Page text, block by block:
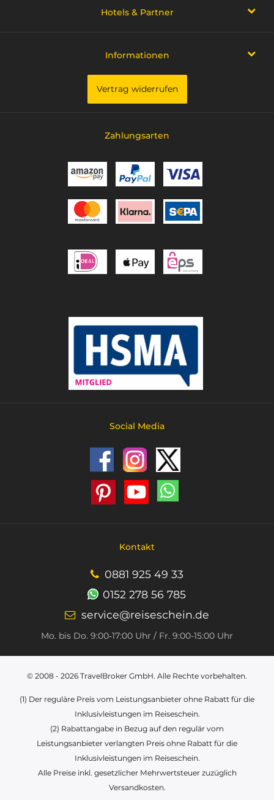
Hotels & Partner
Informationen
Vertrag widerrufen
Zahlungsarten
Social Media
Kontakt
0881 925 49 33
0152 278 56 785
service@reiseschein.de
Mo. bis Do. 9:00‑17:00 Uhr / Fr. 9:00-15:00 Uhr
© 2008 - 2026 TravelBroker GmbH. Alle Rechte vorbehalten.
(1) Der reguläre Preis vom Leistungsanbieter ohne Rabatt für die
Inklusivleistungen im Reiseschein.
(2) Rabattangabe in Bezug auf den regulär vom
Leistungsanbieter verlangten Preis ohne Rabatt für die
Inklusivleistungen im Reiseschein.
Alle Preise inkl. gesetzlicher Mehrwertsteuer zuzüglich
Versandkosten.